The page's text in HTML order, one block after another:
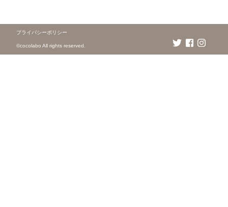
プライバシーポリシー
©️cocolabo All rights reserved.